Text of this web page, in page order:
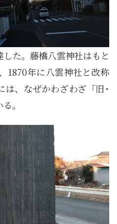
た。藤橋八雲神社はもと
1870年に八雲神社と改称
は、なぜかわざわざ「旧･
。